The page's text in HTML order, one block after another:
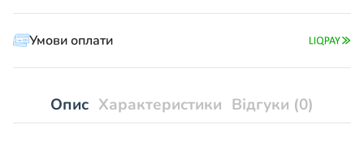
Умови оплати
Опис Характеристики Відгуки (0)